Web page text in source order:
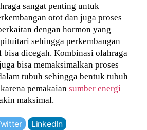
sangat penting untuk
otot dan juga proses
dengan hormon yang
sehingga perkembangan
dicegah. Kombinasi olahraga
bisa memaksimalkan proses
tubuh sehingga bentuk tubuh
pemakaiansumber energi
maksimal.
LinkedIn